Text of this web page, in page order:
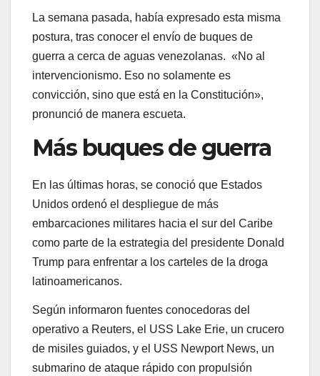
La semana pasada, había expresado esta misma
postura, tras conocer el envío de buques de
guerra a cerca de aguas venezolanas. «No al
intervencionismo. Eso no solamente es
convicción, sino que está en la Constitución»,
pronunció de manera escueta.
Más buques de guerra
En las últimas horas, se conoció que Estados
Unidos ordenó el despliegue de más
embarcaciones militares hacia el sur del Caribe
como parte de la estrategia del presidente Donald
Trump para enfrentar a los carteles de la droga
latinoamericanos.
Según informaron fuentes conocedoras del
operativo a Reuters, el USS Lake Erie, un crucero
de misiles guiados, y el USS Newport News, un
submarino de ataque rápido con propulsión